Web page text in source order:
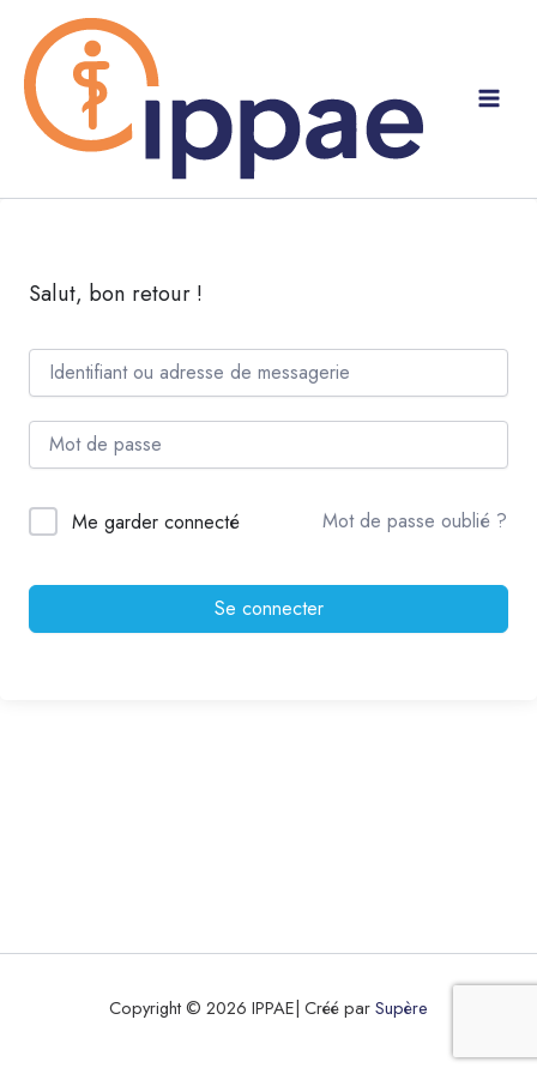
contenu
Salut, bon retour !
Me garder connecté Mot de passe oublié ?
Se connecter
Copyright © 2026 IPPAE| Créé parSupère